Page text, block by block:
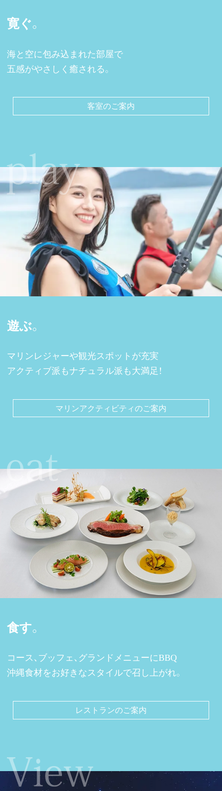
寛ぐ。
海と空に包み込まれた部屋で
五感がやさしく癒される。
客室のご案内
遊ぶ。
マリンレジャーや観光スポットが充実
アクティブ派もナチュラル派も大満足！
マリンアクティビティのご案内
食す。
コース、ブッフェ、グランドメニューにBBQ
沖縄食材をお好きなスタイルで召し上がれ。
レストランのご案内